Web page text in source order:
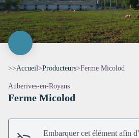
>>Accueil>Producteurs>Ferme Micolod
Auberives-en-Royans
Ferme Micolod
Embarquer cet élément afin